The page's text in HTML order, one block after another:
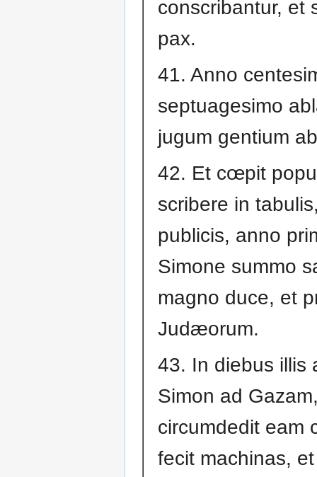
conscribantur, et
pax.
41. Anno
septuagesimo
jugum gentium
42. Et cœpit
scribere in
publicis, anno
Simone summo
magno duce, et
Judæorum.
43. In diebus illis
Simon ad
circumdedit eam
fecit machinas,